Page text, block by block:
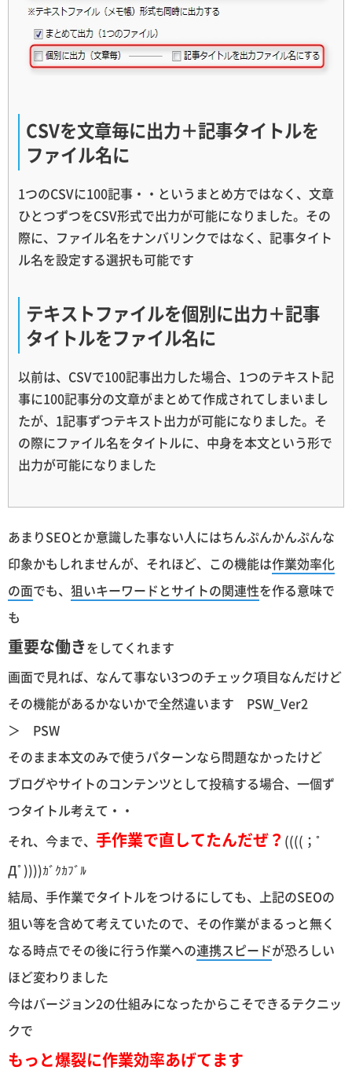
CSVを文章毎に出力＋記事タイトルを
ファイル名に
1つのCSVに100記事・・というまとめ方ではなく、文章
ひとつずつをCSV形式で出力が可能になりました。その
際に、ファイル名をナンバリンクではなく、記事タイト
ル名を設定する選択も可能です
テキストファイルを個別に出力＋記事
タイトルをファイル名に
以前は、CSVで100記事出力した場合、1つのテキスト記
事に100記事分の文章がまとめて作成されてしまいまし
たが、1記事ずつテキスト出力が可能になりました。そ
の際にファイル名をタイトルに、中身を本文という形で
出力が可能になりました
あまりSEOとか意識した事ない人にはちんぷんかんぷんな
印象かもしれませんが、それほど、この機能は作業効率化
の面でも、 狙いキーワードとサイトの関連性を作る意味で
も
重要な働きをしてくれます
画面で見れば、なんて事ない3つのチェック項目なんだけど
その機能があるかないかで全然違います PSW_Ver2
＞ PSW
そのまま本文のみで使うパターンなら問題なかったけど
ブログやサイトのコンテンツとして投稿する場合、一個ず
つタイトル考えて・・
それ、今まで、 手作業で直してたんだぜ？ ((((；ﾟ
Дﾟ))))ｶﾞｸｶﾌﾞﾙ
結局、手作業でタイトルをつけるにしても、上記のSEOの
狙い等を含めて考えていたので、その作業がまるっと無く
なる時点でその後に行う作業への連携スピードが恐ろしい
ほど変わりました
今はバージョン2の仕組みになったからこそできるテクニッ
クで
もっと爆裂に作業効率あげてます